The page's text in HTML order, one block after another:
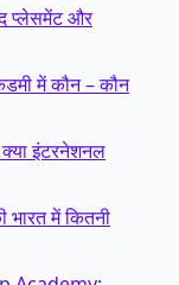
प्लेसमेंट और
में कौन – कौन
क्या इंटरनेशनल
भारत में कितनी